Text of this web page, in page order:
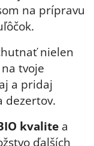
na prípravu
nielen
tvoje
a pridaj
dezertov.
kvalite a
ďalších